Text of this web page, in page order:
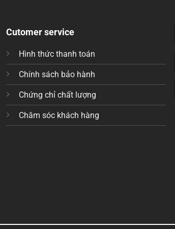
Cutomer service
Hình thức thanh toán
Chính sách bảo hành
Chứng chỉ chất lượng
Chăm sóc khách hàng